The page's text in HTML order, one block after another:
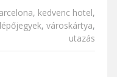
, kedvenc hotel,
, városkártya,
utazás